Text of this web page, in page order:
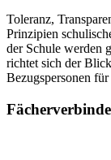
Toleranz,
Prinzipien
der Schule werden
richtet sich der
Bezugspersonen